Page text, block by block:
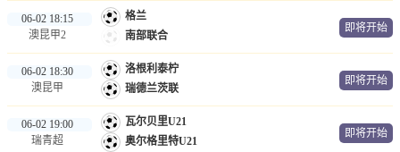
06-02 18:15
澳昆甲2
格兰
南部联合
即将开始
06-02 18:30
澳昆甲
洛根利泰柠
瑞德兰茨联
即将开始
06-02 19:00
瑞青超
瓦尔贝里U21
奥尔格里特U21
即将开始